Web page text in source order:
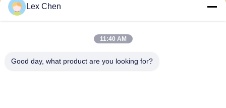
Lex Chen
11:40 AM
Good day, what product are you looking for?